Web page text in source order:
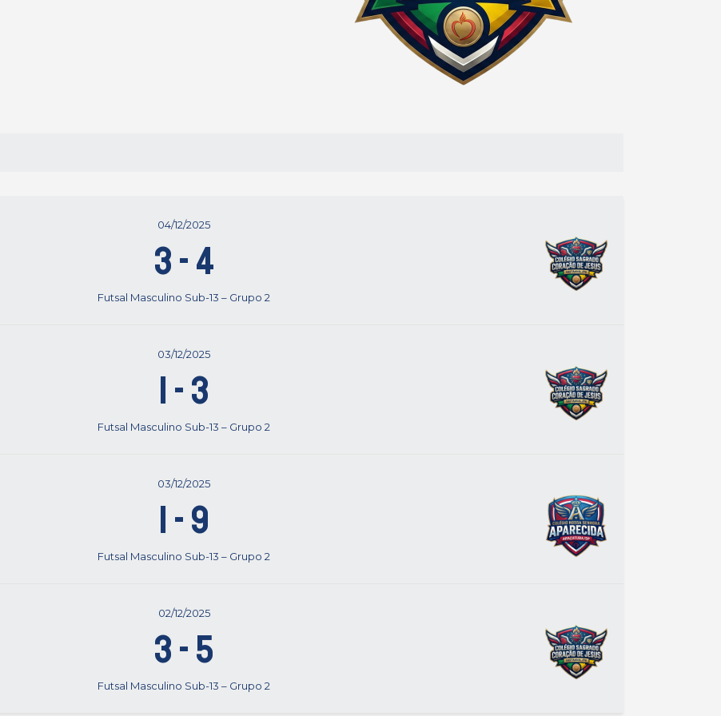
04/12/2025
3-4
Futsal Masculino Sub-13 – Grupo 2
03/12/2025
1-3
Futsal Masculino Sub-13 – Grupo 2
03/12/2025
1-9
Futsal Masculino Sub-13 – Grupo 2
02/12/2025
3-5
Futsal Masculino Sub-13 – Grupo 2